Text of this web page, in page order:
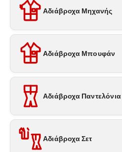
Αδιάβροχα Μηχανής
Αδιάβροχα Μπουφάν
Αδιάβροχα Παντελόνια
Αδιάβροχα Σετ